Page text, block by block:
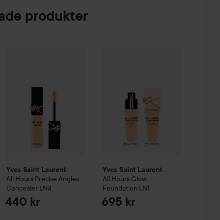
produkter
Yves Saint Laurent
All Hours Precise Angles
Concealer LN4
440 kr
Yves Saint Laurent
All Hours Glow
Foundation LN1
695 kr